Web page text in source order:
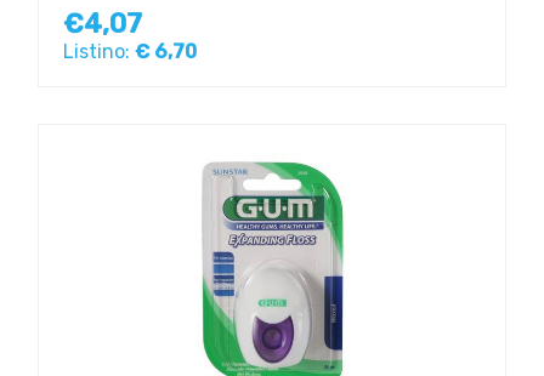
€4,07
Listino: € 6,70